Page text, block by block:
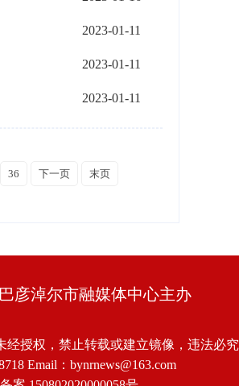
2023-01-11
2023-01-11
2023-01-11
36 下一页 末页
彦淖尔市融媒体中心主办
授权，禁止转载或建立镜像，违法必究
Email：bynrnews@163.com